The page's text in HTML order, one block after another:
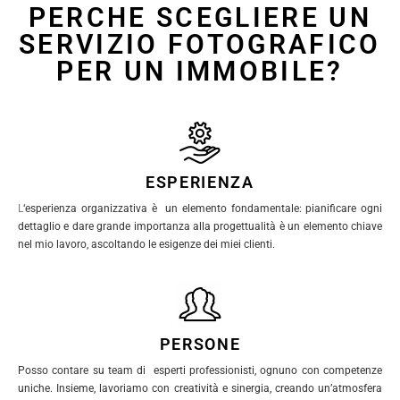
PERCHE SCEGLIERE UN
SERVIZIO FOTOGRAFICO
PER UN IMMOBILE?
ESPERIENZA
L‘esperienza organizzativa è un elemento fondamentale: pianificare ogni
dettaglio e dare grande importanza alla progettualità è un elemento chiave
nel mio lavoro, ascoltando le esigenze dei miei clienti.
PERSONE
Posso contare su team di esperti professionisti, ognuno con competenze
uniche. Insieme, lavoriamo con creatività e sinergia, creando un’atmosfera